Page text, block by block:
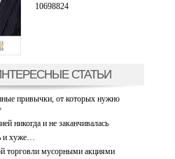
10698824
СТАТЬИ
привычки, от которых нужно
никогда и не заканчивалась
и хуже…
торговли мусорными акциями